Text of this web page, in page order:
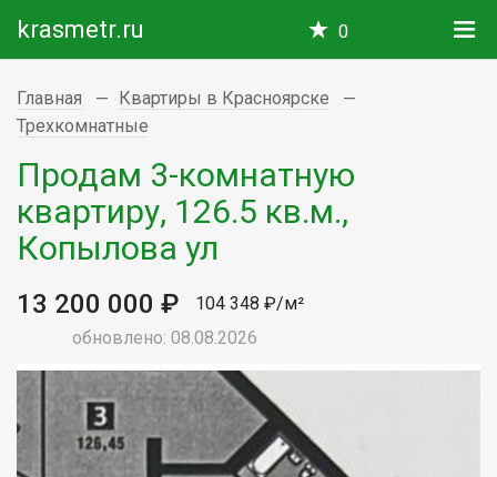
krasmetr.ru 0
Главная
Квартиры в Красноярске
Трехкомнатные
Продам 3-комнатную
квартиру, 126.5 кв.м.,
Копылова ул
13 200 000 ₽
104 348 ₽/м²
обновлено: 08.08.2026